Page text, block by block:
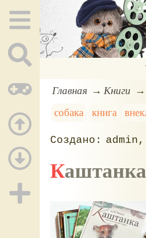
Главная Книги
собака
книга
admin
Каштанка